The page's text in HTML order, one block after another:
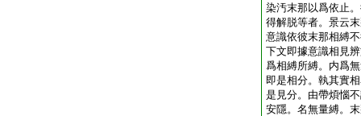
染汚末那以爲依止
得解脱等者。景云
意識依彼末那相縛
下文即據意識相見
爲相縛所縛。内爲
即是相分。執其實
是見分。由帶煩惱
安隱。名無量縛。